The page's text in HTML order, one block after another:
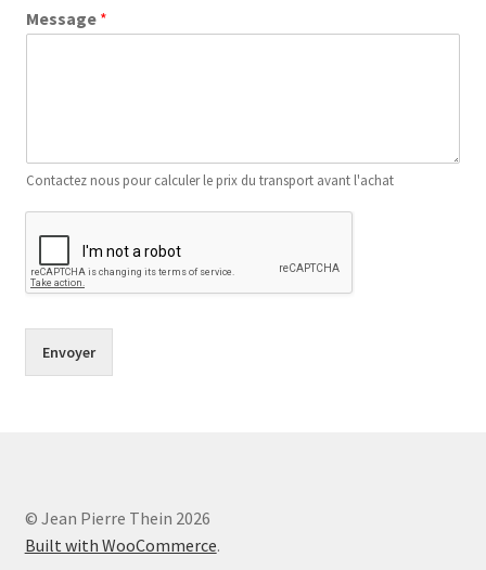
Message *
Contactez nous pour calculer le prix du transport avant l'achat
Envoyer
© Jean Pierre Thein 2026
Built with WooCommerce.